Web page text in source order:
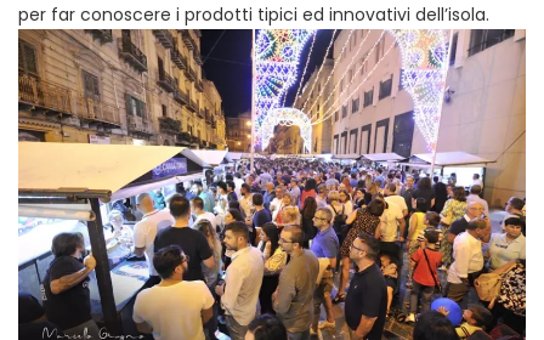
per far conoscere i prodotti tipici ed innovativi dell’isola.